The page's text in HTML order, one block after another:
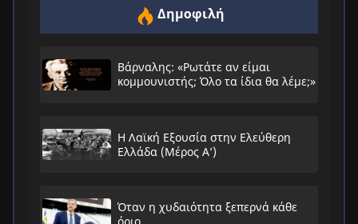
Δημοφιλή
Βάρναλης: «Ρωτάτε αν είμαι
κομμουνιστής; Όλο τα ίδια θα λέμε;»
Η Λαϊκή Εξουσία στην Ελεύθερη
Ελλάδα (Μέρος Α’)
Όταν η χυδαιότητα ξεπερνά κάθε